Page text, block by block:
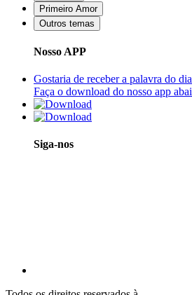
Primeiro Amor
Outros temas
Nosso APP
Gostaria de receber a palavra do
Faça o download do nosso app
Siga-nos